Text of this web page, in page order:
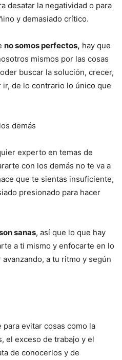
desatar la negatividad o para
y demasiado crítico.
no somos perfectos, hay que
mismos por las cosas
buscar la solución, crecer,
de lo contrario lo único que
demás
experto en temas de
con los demás no te va a
que te sientas insuficiente,
presionado para hacer
sanas, así que lo que hay
a ti mismo y enfocarte en lo
a tu ritmo y según
evitar cosas como la
el exceso de trabajo y el
de conocerlos y de